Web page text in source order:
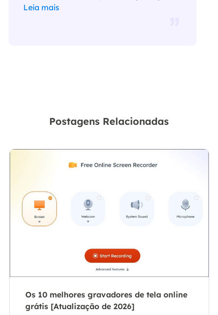
gostem de sua estadia no EaseUS e
Leia mais
Postagens Relacionadas
Os 10 melhores gravadores de tela online
grátis [Atualização de 2026]